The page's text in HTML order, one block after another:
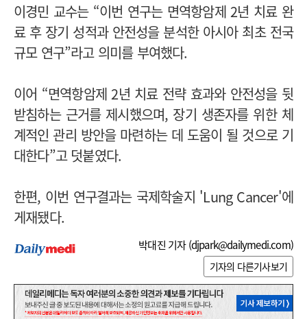
이경민 교수는 “이번 연구는 면역항암제 2년 치료 완
료 후 장기 성적과 안전성을 분석한 아시아 최초 전국
규모 연구”라고 의미를 부여했다.
이어 “면역항암제 2년 치료 전략 효과와 안전성을 뒷
받침하는 근거를 제시했으며, 장기 생존자를 위한 체
계적인 관리 방안을 마련하는 데 도움이 될 것으로 기
대한다”고 덧붙였다.
한편, 이번 연구결과는 국제학술지 'Lung Cancer'에
게재됐다.
박대진 기자 (djpark@dailymedi.com)
기자의 다른기사보기